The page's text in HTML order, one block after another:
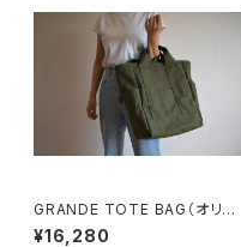
GRANDE TOTE BAG（オリー
ブ/カーキ）
¥16,280